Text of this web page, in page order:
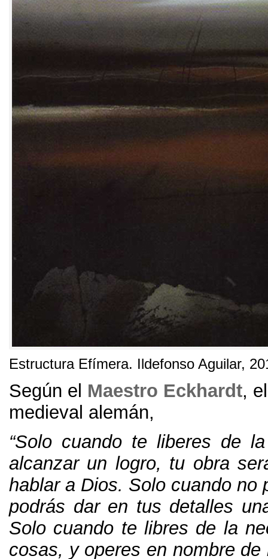
Estructura Efímera. Ildefonso Aguilar,
Según el Maestro Eckhardt,
medieval alemán,
“Solo cuando te liberes de
alcanzar un logro, tu obra
hablar a Dios. Solo cuando no
podrás dar en tus detalles
Solo cuando te libres de la
cosas, y operes en nombre